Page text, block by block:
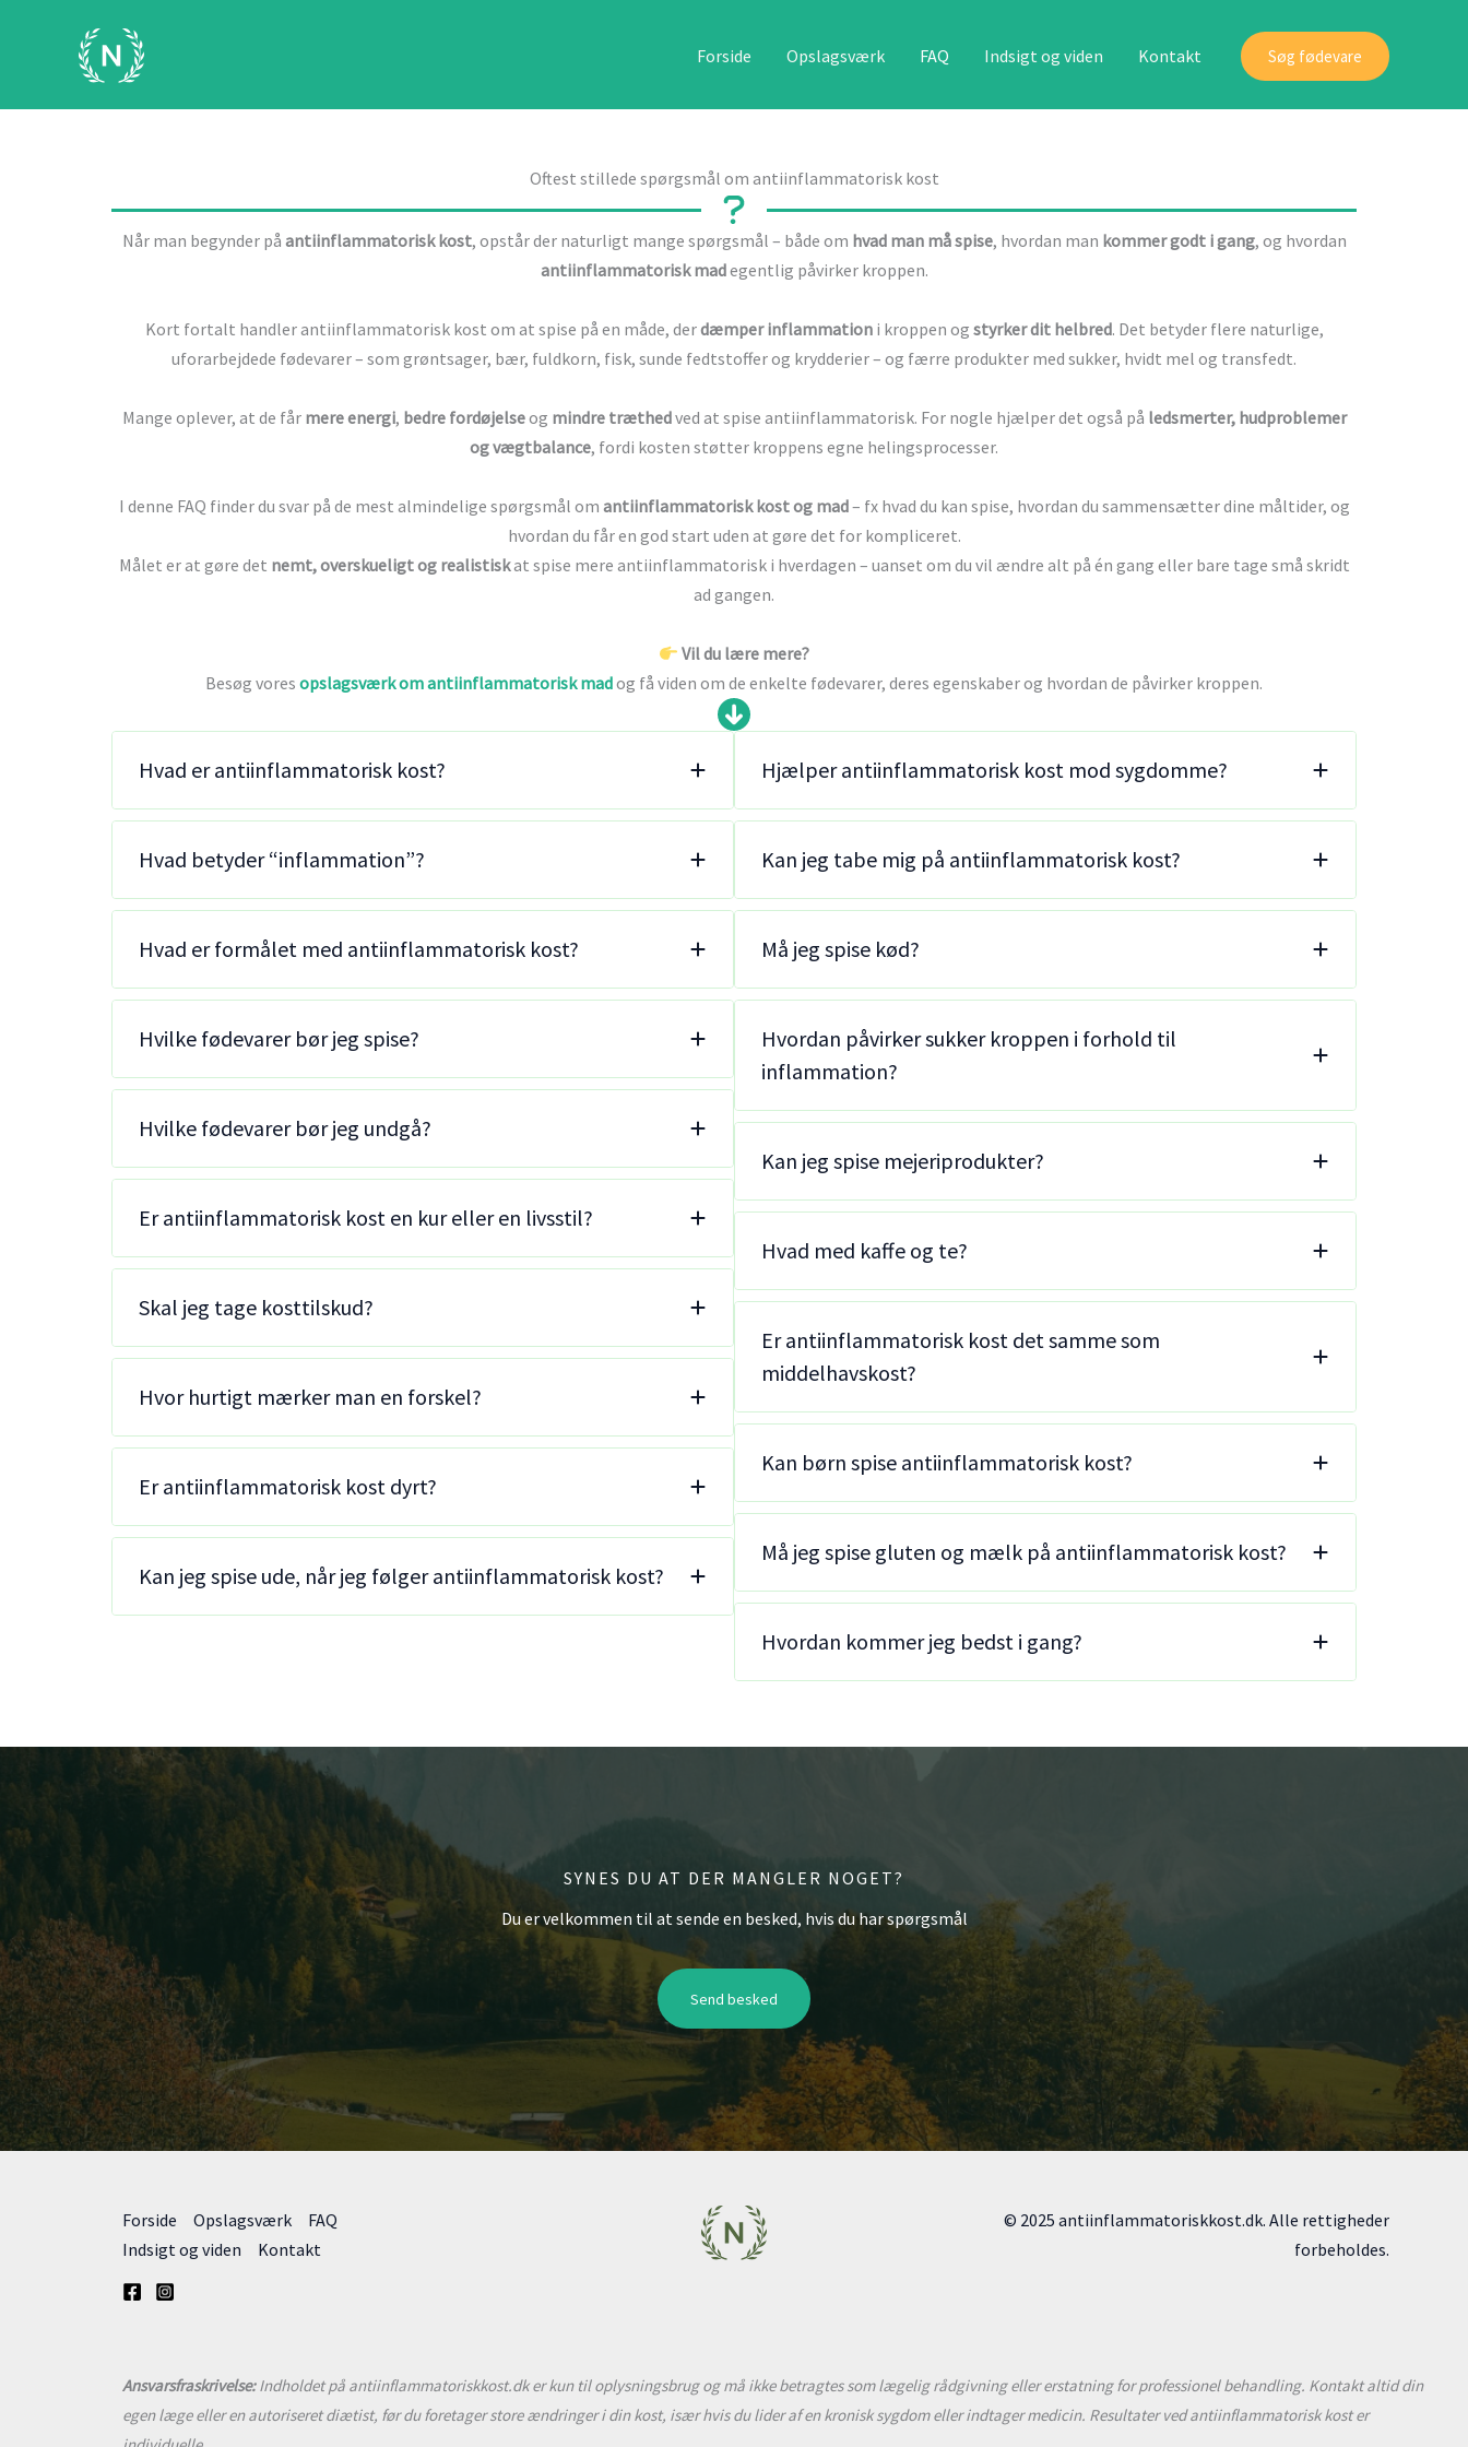
Forside Opslagsværk FAQ Indsigt og viden Kontakt Søg fødevare
Oftest stillede spørgsmål om antiinflammatorisk kost
Når man begynder på antiinflammatorisk kost, opstår der naturligt mange spørgsmål – både om hvad man må spise, hvordan man kommer godt i gang, og hvordan
antiinflammatorisk madegentlig påvirker kroppen.
Kort fortalt handler antiinflammatorisk kost om at spise på en måde, derdæmper inflammationi kroppen og styrker dit helbred. Det betyder flere naturlige,
uforarbejdede fødevarer – som grøntsager, bær, fuldkorn, fisk, sunde fedtstoffer og krydderier – og færre produkter med sukker, hvidt mel og transfedt.
Mange oplever, at de får mere energi, bedre fordøjelseog mindre træthedved at spise antiinflammatorisk. For nogle hjælper det også på ledsmerter, hudproblemer
og vægtbalance, fordi kosten støtter kroppens egne helingsprocesser.
I denne FAQ finder du svar på de mest almindelige spørgsmål om antiinflammatorisk kost og mad– fx hvad du kan spise, hvordan du sammensætter dine måltider, og
hvordan du får en god start uden at gøre det for kompliceret.
Målet er at gøre det nemt, overskueligt og realistiskat spise mere antiinflammatorisk i hverdagen – uanset om du vil ændre alt på én gang eller bare tage små skridt
ad gangen.
Vil du lære mere?
Besøg vores opslagsværk om antiinflammatorisk madog få viden om de enkelte fødevarer, deres egenskaber og hvordan de påvirker kroppen.
Hvad er antiinflammatorisk kost?
Hvad betyder “inflammation”?
Hvad er formålet med antiinflammatorisk kost?
Hvilke fødevarer bør jeg spise?
Hvilke fødevarer bør jeg undgå?
Er antiinflammatorisk kost en kur eller en livsstil?
Skal jeg tage kosttilskud?
Hvor hurtigt mærker man en forskel?
Er antiinflammatorisk kost dyrt?
Kan jeg spise ude, når jeg følger antiinflammatorisk kost?
Hjælper antiinflammatorisk kost mod sygdomme?
Kan jeg tabe mig på antiinflammatorisk kost?
Må jeg spise kød?
Hvordan påvirker sukker kroppen i forhold til
inflammation?
Kan jeg spise mejeriprodukter?
Hvad med kaffe og te?
Er antiinflammatorisk kost det samme som
middelhavskost?
Kan børn spise antiinflammatorisk kost?
Må jeg spise gluten og mælk på antiinflammatorisk kost?
Hvordan kommer jeg bedst i gang?
SYNES DU AT DER MANGLER NOGET?
Du er velkommen til at sende en besked, hvis du har spørgsmål
Send besked
Forside Opslagsværk
FAQ
Indsigt og viden
Kontakt
© 2025 antiinflammatoriskkost.dk. Alle rettigheder
forbeholdes.
Ansvarsfraskrivelse:Indholdet på antiinflammatoriskkost.dk er kun til oplysningsbrug og må ikke betragtes som lægelig rådgivning eller erstatning for professionel behandling. Kontakt altid din
egen læge eller en autoriseret diætist, før du foretager store ændringer i din kost, især hvis du lider af en kronisk sygdom eller indtager medicin. Resultater ved antiinflammatorisk kost er